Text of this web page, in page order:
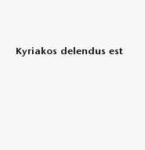
Kyriakos delendus est